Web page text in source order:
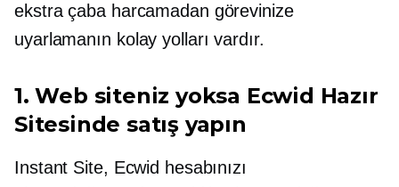
ekstra çaba harcamadan görevinize
uyarlamanın kolay yolları vardır.
1. Web siteniz yoksa Ecwid Hazır
Sitesinde satış yapın
Instant Site, Ecwid hesabınızı